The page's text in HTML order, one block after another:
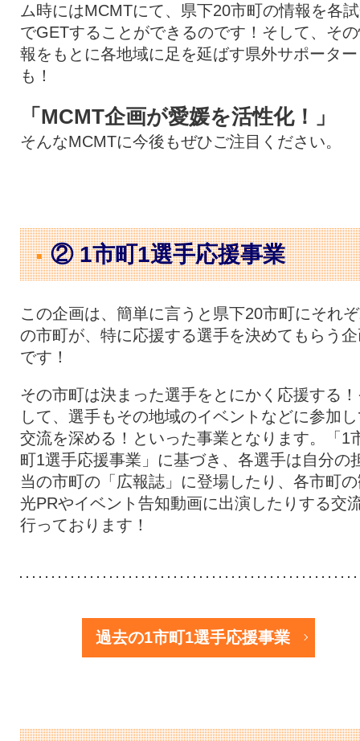
ム時にはMCMTにて、県下20市町の情報を各
でGETすることができるのです！そして、そ
報をもとに各地域に足を延ばす県外サポーター
も！
「MCMT企画が愛媛を活性化！」
そんなMCMTに今後もぜひご注目ください。
② 1市町1選手応援事業
この企画は、簡単に言うと県下20市町にそれ
の市町が、特に応援する選手を決めてもらう
です！
その市町は決まった選手をとにかく応援する
して、選手もその地域のイベントなどに参加
交流を深める！といった事業となります。「1
町1選手応援事業」に基づき、各選手は自分の
当の市町の「広報誌」に登場したり、各市町
光PRやイベント告知動画に出演したりする交
行っております！
過去の1市町1選手応援事業